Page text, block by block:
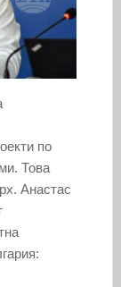
по
Това
Анастас